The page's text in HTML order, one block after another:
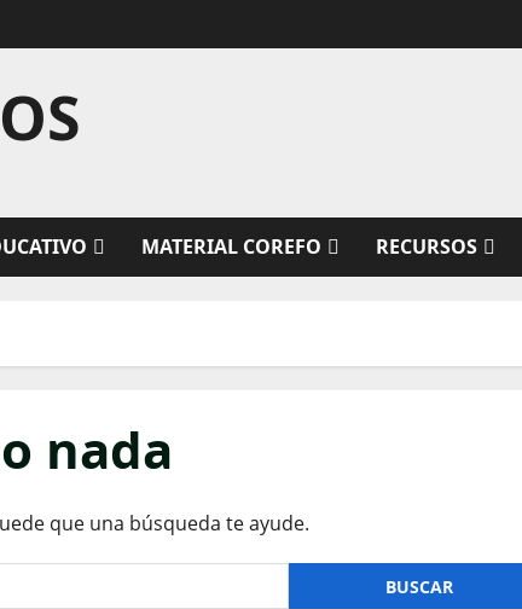
MATERIAL COREFO RECURSOS
nada
que una búsqueda te ayude.